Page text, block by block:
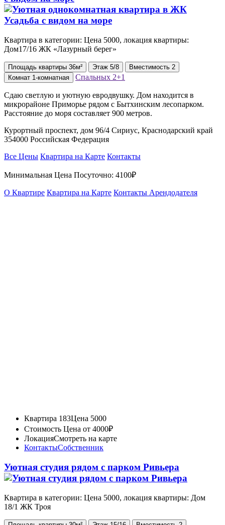
Квартира в категории: Цена 5000, локация квартиры:
Дом17/16 ЖК «Лазурный берег»
Площадь квартиры 36м² Этаж 5/8 Вместимость 2
Комнат 1-комнатная Спальных 2+1
Сдаю светлую и уютную евродвушку. Дом находится в
микрорайоне Приморье рядом с Бытхинским лесопарком.
Расстояние до моря составляет 900 метров.
Курортный проспект, дом 96/4 Сириус, Краснодарский край
354000 Российская Федерация
Все Цены Квартира на Карте Контакты
Минимальная Цена Посуточно: 4100₽
О Квартире Квартира на Карте Контакты Арендодателя
Квартира 183Цена 5000
Стоимость Цена от 4000₽
ЛокацияСмотреть на карте
КонтактыСобственник
Уютная студия рядом с парком Ривьера
Квартира в категории: Цена 5000, локация квартиры: Дом
18/1 ЖК Троя